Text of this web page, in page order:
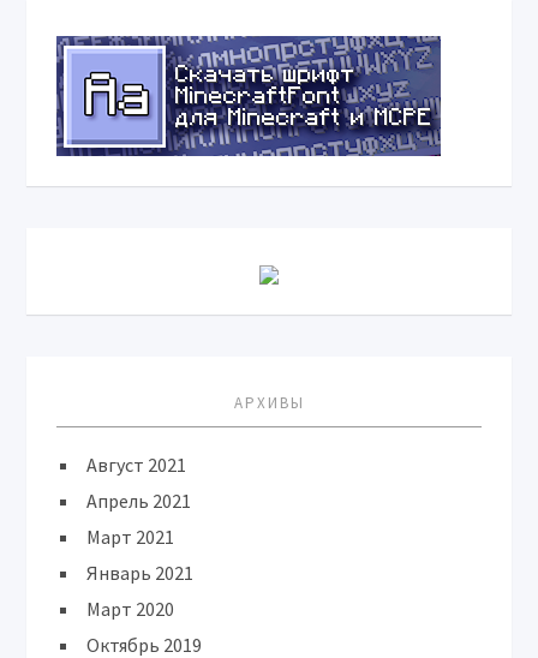
АРХИВЫ
Август 2021
Апрель 2021
Март 2021
Январь 2021
Март 2020
Октябрь 2019